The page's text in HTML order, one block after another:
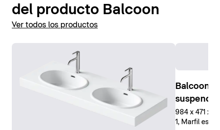
del producto Balcoon
Ver todos los productos
Balcoon
984 x 471 x
1, Marfil